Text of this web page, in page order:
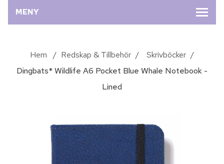
MENY
Hem / Redskap & Tillbehör / Skrivböcker /
Dingbats* Wildlife A6 Pocket Blue Whale Notebook -
Lined